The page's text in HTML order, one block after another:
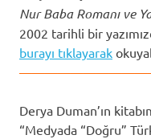
Nur Baba Romanı ve
2002 tarihli bir
burayı tıklayarak
Derya Duman’ın
“Medyada “Doğru”